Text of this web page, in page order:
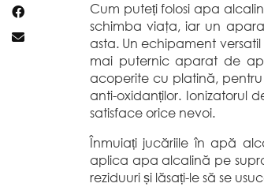
Cum puteți folosi apa
schimba viaţa, iar un
asta. Un echipament
mai puternic aparat de
acoperite cu platină,
anti-oxidanților. Ionizatorul
satisface orice nevoi.
Înmuiați jucăriile în apă
aplica apa alcalină pe
reziduuri și lăsați-le să se